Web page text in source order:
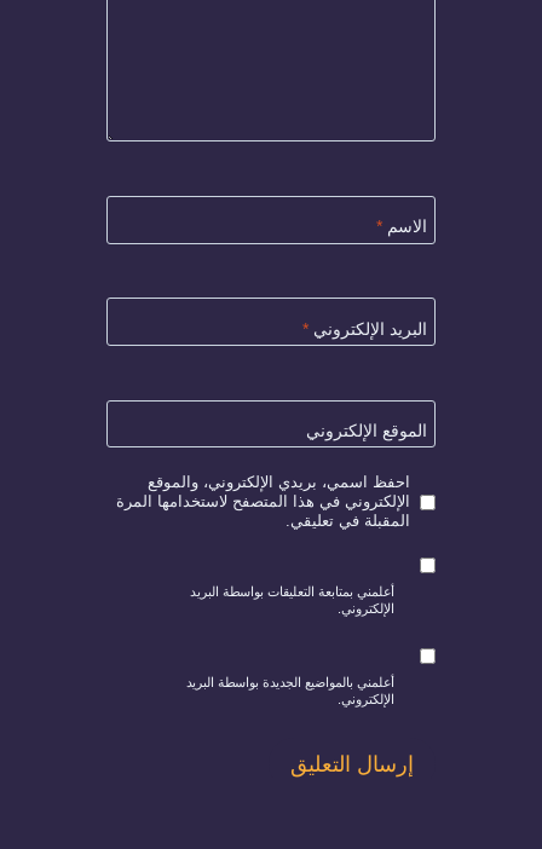
الاسم *
البريد الإلكتروني *
الموقع الإلكتروني
احفظ اسمي، بريدي الإلكتروني، والموقع
الإلكتروني في هذا المتصفح لاستخدامها المرة
المقبلة في تعليقي.
أعلمني بمتابعة التعليقات بواسطة البريد
الإلكتروني.
أعلمني بالمواضيع الجديدة بواسطة البريد
الإلكتروني.